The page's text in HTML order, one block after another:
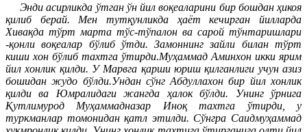
Энди асирликда ўтган ўн йил воқеаларини бир бошдан ҳикоя
қилиб берай. Мен тутқунликда ҳаёт кечирган йилларда
Хивақда тўрт марта тўс-тўпалон ва сарой тўнтаришлари
-қонли воқеалар бўлиб ўтди. Замоннинг зайли билан тўрт
киши хон бўлиб тахтга ўтирди.Муҳаммад Аминхон икки ярим
йил хонлик қилди. У Марвга қарши юриш қилганлиги учун азиз
бошидан жудо бўлди.Ундан сўнг Абдуллахон бир йил хонлик
қилди ва Юмралидаги жангда ҳалок бўлди. Унинг ўрнига
Қутлимурод Муҳаммадназар Иноқ тахтга ўтирди, у
туркманлар томонидан қатл этилди. Сўнгра Саидмуҳаммад